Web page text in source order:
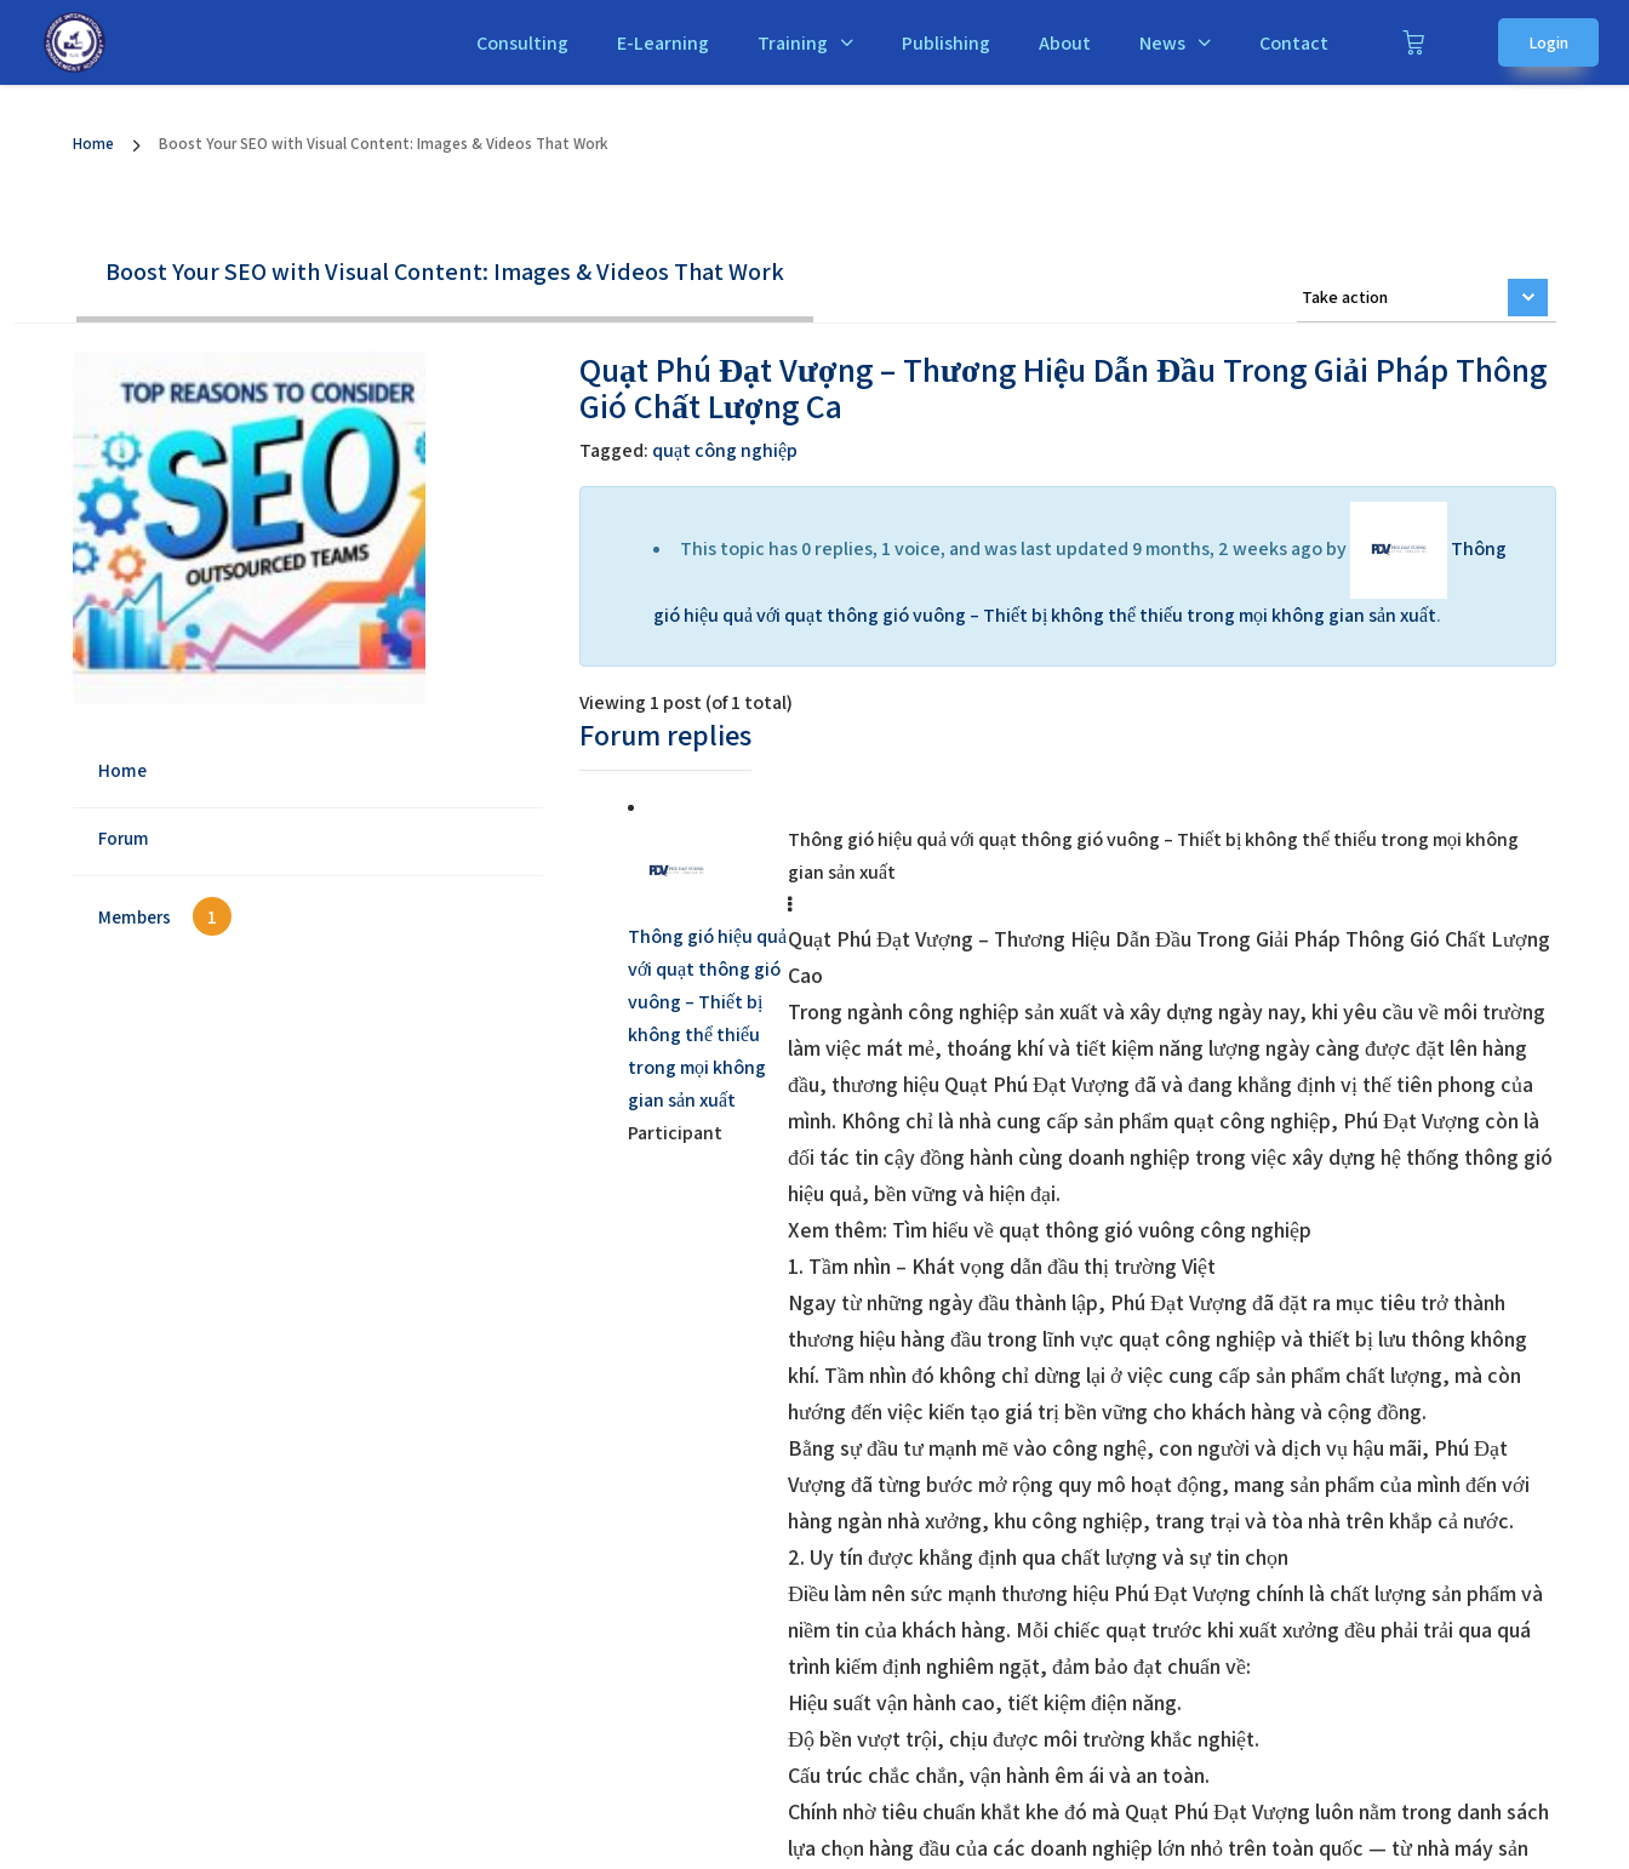
Consulting E-Learning Training Publishing About News Contact Login
Home Boost Your SEO with Visual Content: Images & Videos That Work
Boost Your SEO with Visual Content: Images & Videos That Work
Home
Forum
Members 1
Quạt Phú Đạt Vượng – Thương Hiệu Dẫn Đầu Trong Giải Pháp Thông
Gió Chất Lượng Ca
Tagged: quạt công nghiệp
This topic has 0 replies, 1 voice, and was last updated 9 months, 2 weeks ago by Thông
gió hiệu quả với quạt thông gió vuông – Thiết bị không thể thiếu trong mọi không gian sản xuất.
Viewing 1 post (of 1 total)
Forum replies
Thông gió hiệu quả
với quạt thông gió
vuông – Thiết bị
không thể thiếu
trong mọi không
gian sản xuất
Participant
Thông gió hiệu quả với quạt thông gió vuông – Thiết bị không thể thiếu trong mọi không
gian sản xuất
Quạt Phú Đạt Vượng – Thương Hiệu Dẫn Đầu Trong Giải Pháp Thông Gió Chất Lượng
Cao
Trong ngành công nghiệp sản xuất và xây dựng ngày nay, khi yêu cầu về môi trường
làm việc mát mẻ, thoáng khí và tiết kiệm năng lượng ngày càng được đặt lên hàng
đầu, thương hiệu Quạt Phú Đạt Vượng đã và đang khẳng định vị thế tiên phong của
mình. Không chỉ là nhà cung cấp sản phẩm quạt công nghiệp, Phú Đạt Vượng còn là
đối tác tin cậy đồng hành cùng doanh nghiệp trong việc xây dựng hệ thống thông gió
hiệu quả, bền vững và hiện đại.
Xem thêm: Tìm hiểu về quạt thông gió vuông công nghiệp
1. Tầm nhìn – Khát vọng dẫn đầu thị trường Việt
Ngay từ những ngày đầu thành lập, Phú Đạt Vượng đã đặt ra mục tiêu trở thành
thương hiệu hàng đầu trong lĩnh vực quạt công nghiệp và thiết bị lưu thông không
khí. Tầm nhìn đó không chỉ dừng lại ở việc cung cấp sản phẩm chất lượng, mà còn
hướng đến việc kiến tạo giá trị bền vững cho khách hàng và cộng đồng.
Bằng sự đầu tư mạnh mẽ vào công nghệ, con người và dịch vụ hậu mãi, Phú Đạt
Vượng đã từng bước mở rộng quy mô hoạt động, mang sản phẩm của mình đến với
hàng ngàn nhà xưởng, khu công nghiệp, trang trại và tòa nhà trên khắp cả nước.
2. Uy tín được khẳng định qua chất lượng và sự tin chọn
Điều làm nên sức mạnh thương hiệu Phú Đạt Vượng chính là chất lượng sản phẩm và
niềm tin của khách hàng. Mỗi chiếc quạt trước khi xuất xưởng đều phải trải qua quá
trình kiểm định nghiêm ngặt, đảm bảo đạt chuẩn về:
Hiệu suất vận hành cao, tiết kiệm điện năng.
Độ bền vượt trội, chịu được môi trường khắc nghiệt.
Cấu trúc chắc chắn, vận hành êm ái và an toàn.
Chính nhờ tiêu chuẩn khắt khe đó mà Quạt Phú Đạt Vượng luôn nằm trong danh sách
lựa chọn hàng đầu của các doanh nghiệp lớn nhỏ trên toàn quốc — từ nhà máy sản